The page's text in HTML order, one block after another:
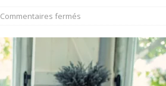
Commentaires fermés